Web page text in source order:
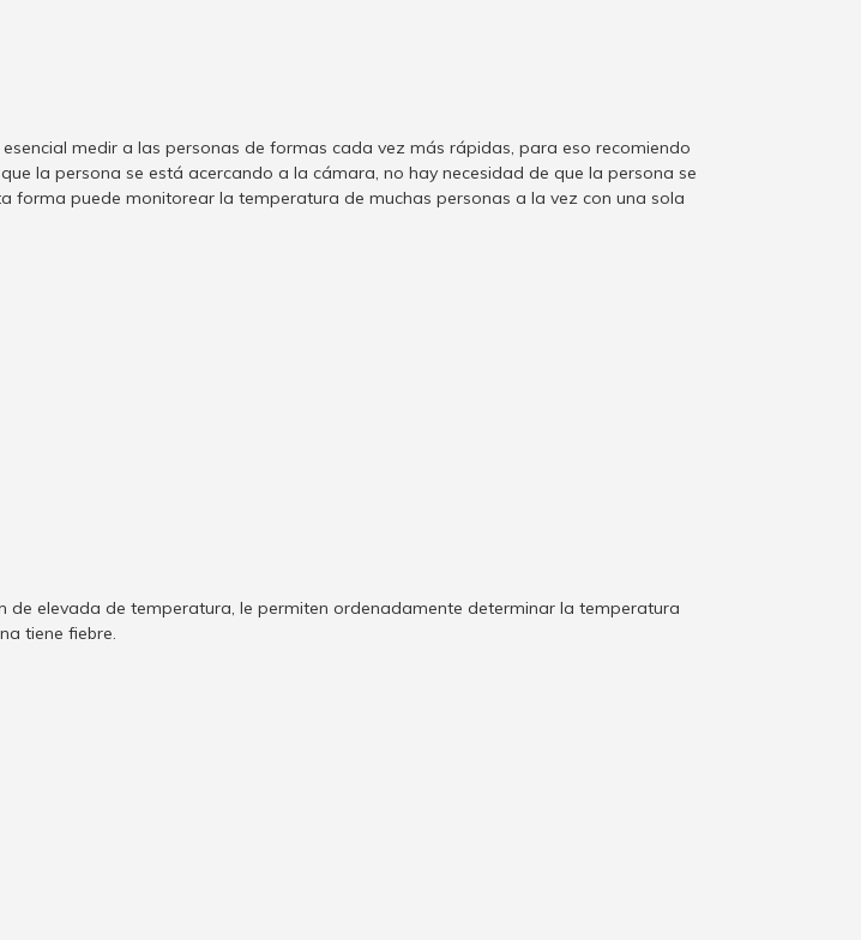
medir a las personas de formas cada vez más rápidas, para eso recomiendo
la persona se está acercando a la cámara, no hay necesidad de que la persona se
puede monitorear la temperatura de muchas personas a la vez con una sola
de elevada de temperatura, le permiten ordenadamente determinar la temperatura
tiene fiebre.